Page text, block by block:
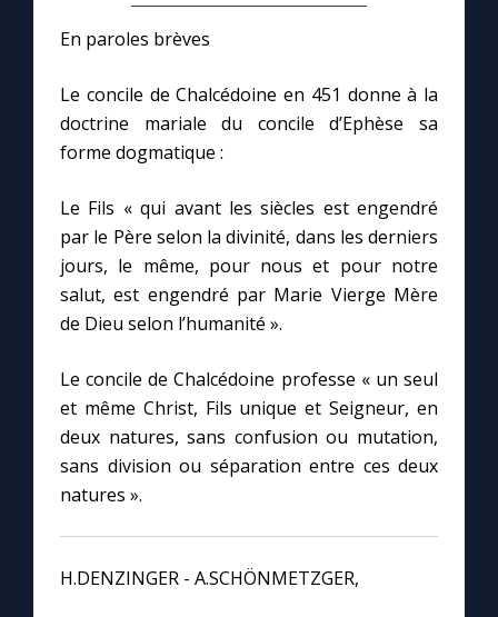
Avec Thérèse de Lisieux
Les premiers samedis du mois
Marie qui défait les nœuds
Me consacrer à Jésus par Marie
Mes intentions de prière
Une Minute avec Marie
Une neuvaine
En paroles brèves
Le concile de Chalcédoine en 451 donne à la
doctrine mariale du concile d’Ephèse sa
forme dogmatique :
Le Fils « qui avant les siècles est engendré
par le Père selon la divinité, dans les derniers
jours, le même, pour nous et pour notre
salut, est engendré par Marie Vierge Mère
de Dieu selon l’humanité ».
Le concile de Chalcédoine professe « un seul
et même Christ, Fils unique et Seigneur, en
deux natures, sans confusion ou mutation,
sans division ou séparation entre ces deux
natures ».
H.DENZINGER - A.SCHÖNMETZGER,